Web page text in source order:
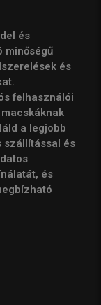
és
minőségű
és
felhasználói
a legjobb
szállítással és
és